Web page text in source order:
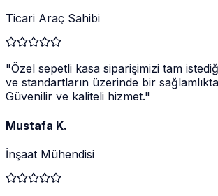
Ticari Araç Sahibi
"Özel sepetli kasa siparişimizi tam
ve standartların üzerinde bir
Güvenilir ve kaliteli hizmet."
Mustafa K.
İnşaat Mühendisi